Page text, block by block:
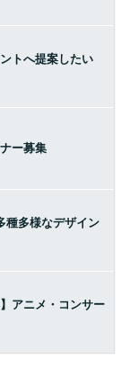
トへ提案したい
ー募集
種多様なデザイン
アニメ・コンサー